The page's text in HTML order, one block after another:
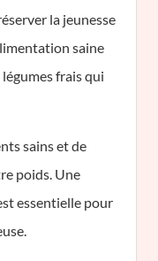
la jeunesse
saine
frais qui
sains et de
poids. Une
essentielle pour